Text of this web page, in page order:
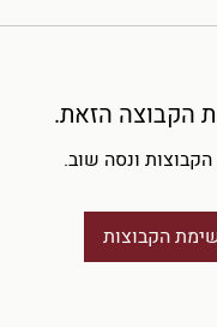
הקבוצה הזאת.
ונסה שוב.
הקבוצות